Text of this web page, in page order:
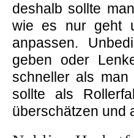
deshalb sollte
wie es nur geht
anpassen.
geben oder
schneller als
sollte als
überschätzen und